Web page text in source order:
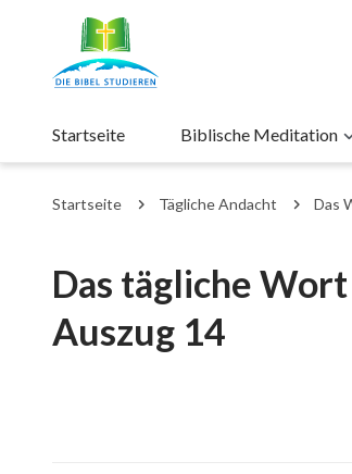
Startseite Biblische Meditation
Startseite Tägliche Andacht Das
Das tägliche
Auszug 14